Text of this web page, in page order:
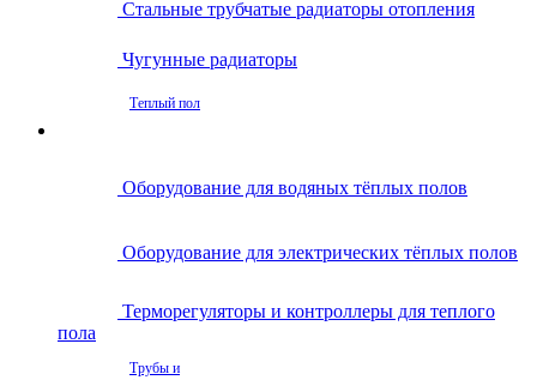
Стальные трубчатые радиаторы отопления
Чугунные радиаторы
Теплый пол
Оборудование для водяных тёплых полов
Оборудование для электрических тёплых полов
Терморегуляторы и контроллеры для теплого
пола
Трубы и